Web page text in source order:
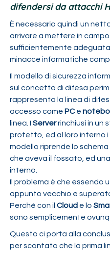
difendersi da attacchi
È necessario quindi un
arrivare a mettere in
sufficientemente adeguata
minacce informatiche
Il modello di sicurezza
sul concetto di difesa
rappresenta la linea di
accesso come PCe
linea. I Serverrinchiusi in un
protetto, ed al loro interno i
modello riprende lo
che aveva il fossato, ed
interno.
Il problema è che essendo
appunto vecchio e
Perché con il Cloud e lo
sono semplicemente
Questo ci porta alla
per scontato che la prima